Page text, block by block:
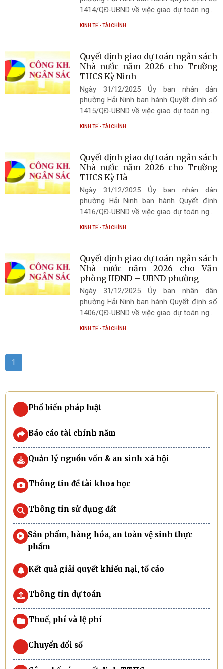
1414/QĐ-UBND về việc giao dự toán ngân
sách Nhà nước năm 2026 cho Trường tiểu
KINH TẾ - TÀI CHÍNH
Quyết định giao dự toán ngân sách
Nhà nước năm 2026 cho Trường
THCS Kỳ Ninh
Ngày 31/12/2025 Ủy ban nhân dân
phường Hải Ninh ban hành Quyết định số
1415/QĐ-UBND về việc giao dự toán ngân
sách Nhà nước năm 2026 cho Trường
KINH TẾ - TÀI CHÍNH
Quyết định giao dự toán ngân sách
Nhà nước năm 2026 cho Trường
THCS Kỳ Hà
Ngày 31/12/2025 Ủy ban nhân dân
phường Hải Ninh ban hành Quyết định
1416/QĐ-UBND về việc giao dự toán ngân
sách Nhà nước năm 2026 cho Trường
KINH TẾ - TÀI CHÍNH
Quyết định giao dự toán ngân sách
Nhà nước năm 2026 cho Văn
phòng HĐND – UBND phường
Ngày 31/12/2025 Ủy ban nhân dân
phường Hải Ninh ban hành Quyết định số
1406/QĐ-UBND về việc giao dự toán ngân
sách Nhà nước năm 2026 cho Văn phòng
KINH TẾ - TÀI CHÍNH
1
Phổ biến pháp luật
Báo cáo tài chính năm
Quản lý nguồn vốn & an sinh xã hội
Thông tin đề tài khoa học
Thông tin sử dụng đất
Sản phẩm, hàng hóa, an toàn vệ sinh thực
phẩm
Kết quả giải quyết khiếu nại, tố cáo
Thông tin dự toán
Thuế, phí và lệ phí
Chuyển đổi số